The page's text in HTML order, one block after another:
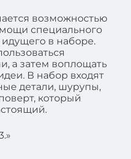
возможностью
специального
в наборе.
а затем воплощать
В набор входят
детали, шурупы,
который